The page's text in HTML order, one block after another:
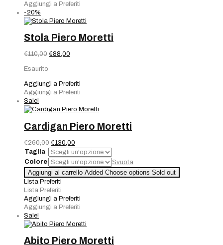
Aggiungi a Preferiti
-20%
Stola Piero Moretti
€110,00 Il
€110,00.
€88,00
€88,00.
Esaurito
Aggiungi a Preferiti
Aggiungi a Preferiti
Sale!
Cardigan Piero Moretti
€260,00 Il
prezzo
originale
era:
€260,00.
€130,00
prezzo
attuale
è:
€130,00.
Taglia
Colore
Svuota
Cardigan
Piero
Moretti
quantità
Aggiungi al carrello Added Choose options Sold out
Lista Preferiti
Lista Preferiti
Aggiungi a Preferiti
Aggiungi a Preferiti
Sale!
Abito Piero Moretti